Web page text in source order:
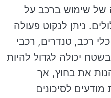
של שימוש ברכב על
ניתן לנקוט פעולה
רכב, טנדרים, רכבי
יכולה לגדול להיות
את בחוץ, אך
מודעים לסיכונים